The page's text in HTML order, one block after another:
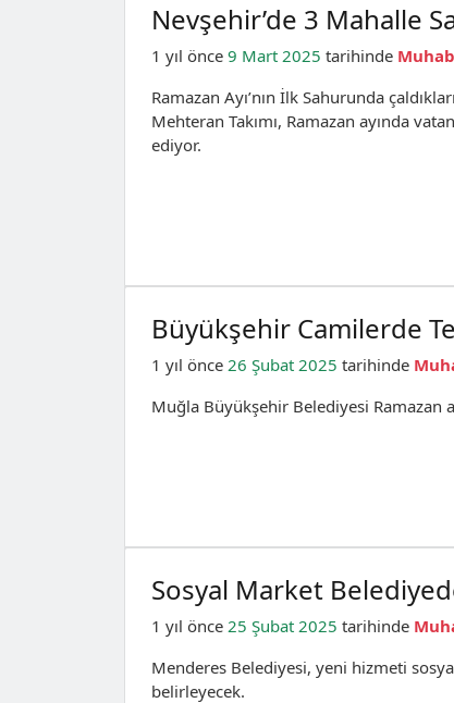
Nevşehir’de 3 Mahalle
1 yıl önce 9 Mart 2025 tarihinde
Ramazan Ayı’nın İlk Sahurunda
Mehteran Takımı, Ramazan ayında
ediyor.
Büyükşehir Camilerde
1 yıl önce 26 Şubat 2025 tarihinde
Muğla Büyükşehir Belediyesi Ramazan
Sosyal Market
1 yıl önce 25 Şubat 2025 tarihinde
Menderes Belediyesi, yeni hizmeti
belirleyecek.